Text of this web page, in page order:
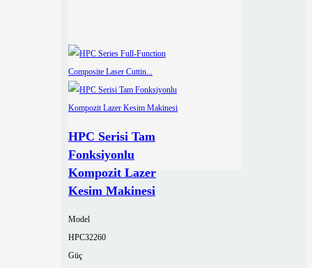
HPC Serisi Tam
Fonksiyonlu
Kompozit Lazer
Kesim Makinesi
Model
HPC32260
Güç